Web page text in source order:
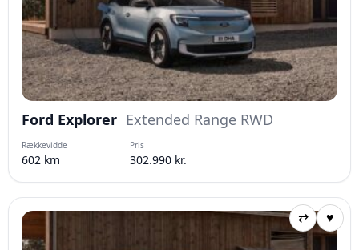
Ford Explorer Extended Range RWD
Rækkevidde
602 km
Pris
302.990 kr.
⇄ ♥